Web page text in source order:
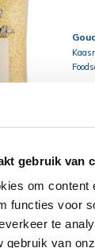
gebruik van
om content
functies voor
te
gebruik van